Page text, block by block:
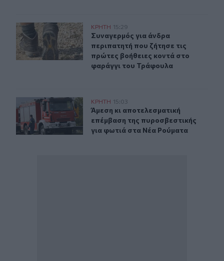
Συναγερμός για άνδρα περιπατητή που ζήτησε τις
ΚΡΗΤΗ 15:29
Συναγερμός για άνδρα
Συναγερμός για άνδρα
περιπατητή που ζήτησε τις
πρώτες βοήθειες κοντά στο
φαράγγι του Τράφουλα
Άμεση κι αποτελεσματική επέμβαση της
ΚΡΗΤΗ 15:03
Άμεση κι αποτελεσματική
Άμεση κι αποτελεσματική
επέμβαση της πυροσβεστικής
για φωτιά στα Νέα Ρούματα